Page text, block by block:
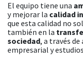
El equipo tiene una
y mejorar la calidad
que esta calidad no
también en la
sociedad, a través
empresarial y